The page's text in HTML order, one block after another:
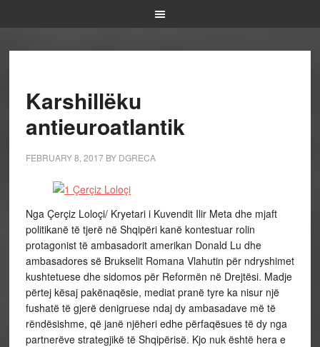
Karshillëku
antieuroatlantik
FEBRUARY 8, 2017BY DGRECA
Nga Çerçiz Loloçi/ Kryetari i Kuvendit Ilir Meta dhe mjaft
politikanë të tjerë në Shqipëri kanë kontestuar rolin
protagonist të ambasadorit amerikan Donald Lu dhe
ambasadores së Brukselit Romana Vlahutin për ndryshimet
kushtetuese dhe sidomos për Reformën në Drejtësi. Madje
përtej kësaj pakënaqësie, mediat pranë tyre ka nisur një
fushatë të gjerë denigruese ndaj dy ambasadave më të
rëndësishme, që janë njëheri edhe përfaqësues të dy nga
partnerëve strategjikë të Shqipërisë. Kjo nuk është hera e